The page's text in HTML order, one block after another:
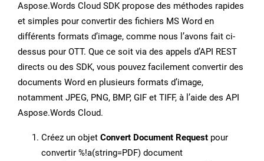
Aspose.Words Cloud SDK propose des méthodes rapides
et simples pour convertir des fichiers MS Word en
différents formats d’image, comme nous l’avons fait ci-
dessus pour OTT. Que ce soit via des appels d’API REST
directs ou des SDK, vous pouvez facilement convertir des
documents Word en plusieurs formats d’image,
notamment JPEG, PNG, BMP, GIF et TIFF, à l’aide des API
Aspose.Words Cloud.
Créez un objet Convert Document Request pour
convertir %!a(string=PDF) document